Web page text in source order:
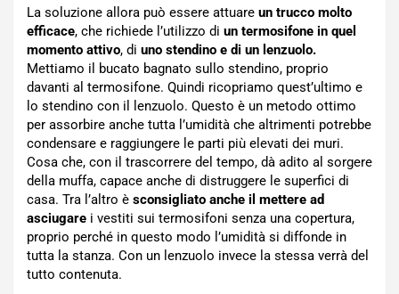
La soluzione allora può essere attuare un trucco molto
efficace, che richiede l’utilizzo di un termosifone in quel
momento attivo, di uno stendino e di un lenzuolo.
Mettiamo il bucato bagnato sullo stendino, proprio
davanti al termosifone. Quindi ricopriamo quest’ultimo e
lo stendino con il lenzuolo. Questo è un metodo ottimo
per assorbire anche tutta l’umidità che altrimenti potrebbe
condensare e raggiungere le parti più elevati dei muri.
Cosa che, con il trascorrere del tempo, dà adito al sorgere
della muffa, capace anche di distruggere le superfici di
casa. Tra l’altro è sconsigliato anche il mettere ad
asciugare i vestiti sui termosifoni senza una copertura,
proprio perché in questo modo l’umidità si diffonde in
tutta la stanza. Con un lenzuolo invece la stessa verrà del
tutto contenuta.